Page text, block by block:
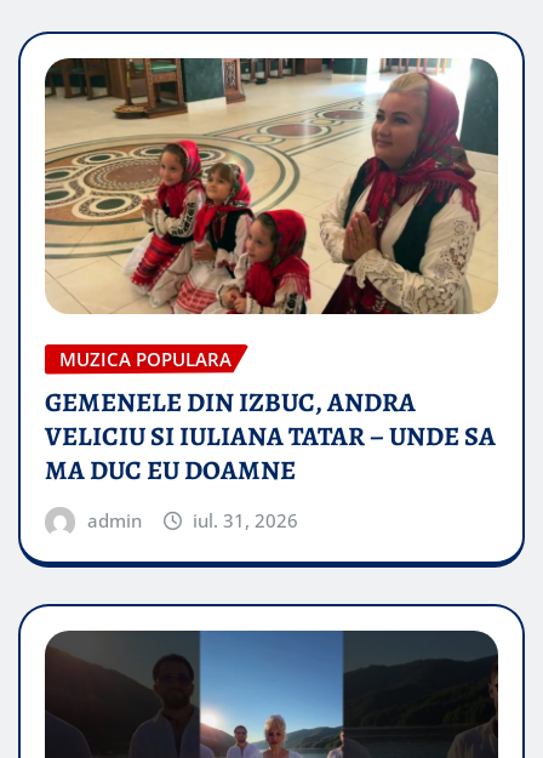
MUZICA POPULARA
GEMENELE DIN IZBUC, ANDRA
VELICIU SI IULIANA TATAR – UNDE SA
MA DUC EU DOAMNE
admin iul. 31, 2026